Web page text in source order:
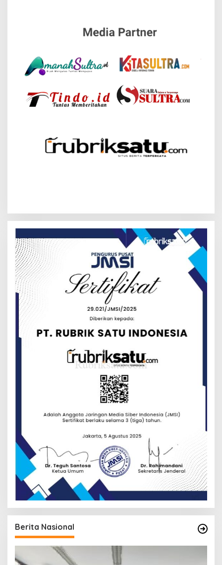
Berita Nasional